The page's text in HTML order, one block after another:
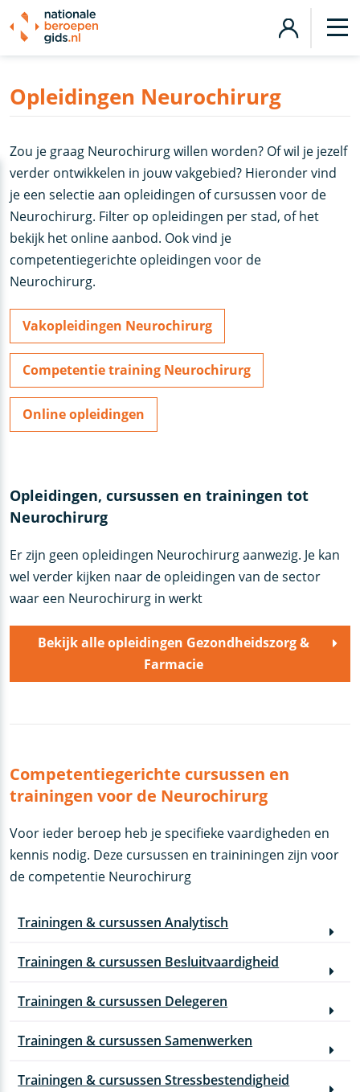
Opleidingen Neurochirurg
Zou je graag Neurochirurg willen worden? Of wil je jezelf
verder ontwikkelen in jouw vakgebied? Hieronder vind
je een selectie aan opleidingen of cursussen voor de
Neurochirurg. Filter op opleidingen per stad, of het
bekijk het online aanbod. Ook vind je
competentiegerichte opleidingen voor de
Neurochirurg.
Vakopleidingen Neurochirurg
Competentie training Neurochirurg
Online opleidingen
Opleidingen, cursussen en trainingen tot
Neurochirurg
Er zijn geen opleidingen Neurochirurg aanwezig. Je kan
wel verder kijken naar de opleidingen van de sector
waar een Neurochirurg in werkt
Bekijk alle opleidingen Gezondheidszorg &
Farmacie
Competentiegerichte cursussen en
trainingen voor de Neurochirurg
Voor ieder beroep heb je specifieke vaardigheden en
kennis nodig. Deze cursussen en traininingen zijn voor
de competentie Neurochirurg
Trainingen & cursussen Analytisch
Trainingen & cursussen Besluitvaardigheid
Trainingen & cursussen Delegeren
Trainingen & cursussen Samenwerken
Trainingen & cursussen Stressbestendigheid